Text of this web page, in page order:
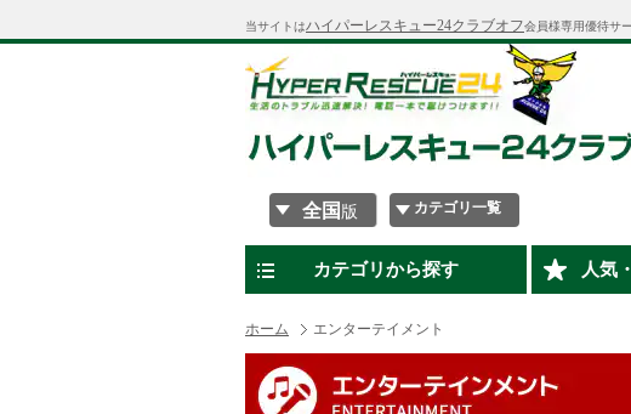
当サイトはハイパーレスキュー24クラブオフ会員様専用優待サ
全国 版 カテゴリ一覧
カテゴリから探す 人気
ホーム エンターテイメント